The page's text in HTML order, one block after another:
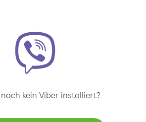
kein Viber installiert?